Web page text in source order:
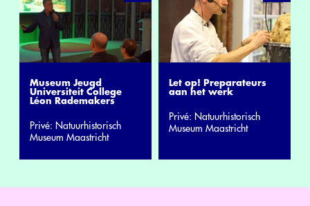
Museum Jeugd
Universiteit College
Léon Rademakers
Privé: Natuurhistorisch
Museum Maastricht
Let op! Preparateurs
aan het werk
Privé: Natuurhistorisch
Museum Maastricht